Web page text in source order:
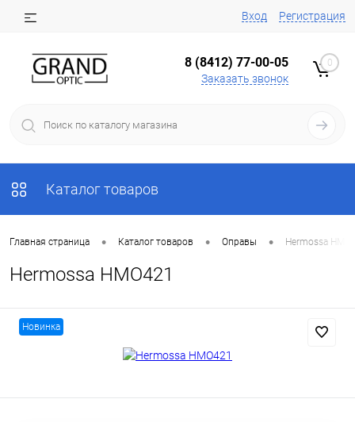
Вход Регистрация
8 (8412) 77-00-05
Заказать звонок
0
Каталог товаров
Главная страница • Каталог товаров • Оправы • Hermossa
Hermossa HMO421
Новинка